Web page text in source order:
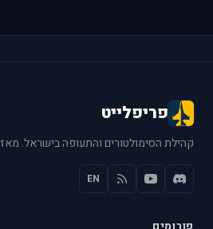
פריפלייט
קהילת הסימולטורים והתעופה בישראל. מאז 2005.
EN